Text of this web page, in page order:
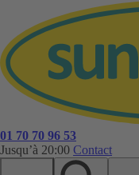
01 70 70 96 53
Jusqu’à 20:00 Contact